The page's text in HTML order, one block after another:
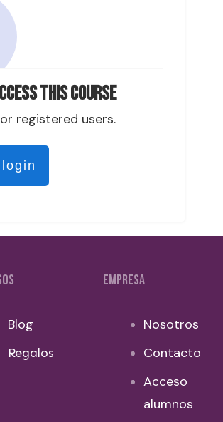
this course
registered users.
Blog
Regalos
EMPRESA
Nosotros
Contacto
Acceso
alumnos